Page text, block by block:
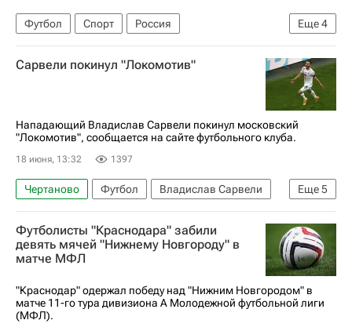
Еще4
Футбол Спорт
Россия
Александр Коваленко
Локомотив (Москва)
Сочи
Зенит
Сарвели покинул "Локомотив"
Нападающий Владислав Сарвели покинул московский
"Локомотив", сообщается на сайте футбольного клуба.
18 июня, 13:32 1397
Еще5
Чертаново Футбол
Владислав Сарвели
Локомотив (Москва)
Крылья Советов
РПЛ 2026-2027 (Чемпионат России по футболу)
Трансферы в РПЛ
Футболисты "Краснодара" забили
девять мячей "Нижнему Новгороду" в
матче МФЛ
"Краснодар" одержал победу над "Нижним Новгородом" в
матче 11-го тура дивизиона А Молодежной футбольной лиги
(МФЛ).